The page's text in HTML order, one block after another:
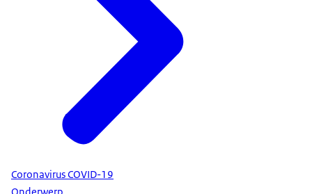
Coronavirus COVID-19